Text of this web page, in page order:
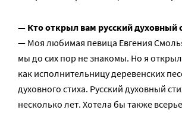
— Кто открыл вам русский духовный
— Моя любимая певица Евгения
мы до сих пор не знакомы. Но я
как исполнительницу деревенских
духовного стиха. Русский духовный
несколько лет. Хотела бы также